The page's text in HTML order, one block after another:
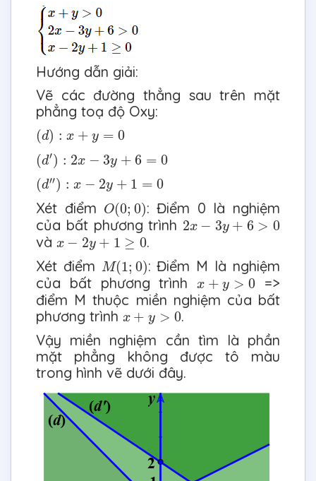
Hướng dẫn giải:
Vẽ các đường thẳng sau trên mặt
phẳng toạ độ Oxy:
(d) : x + y = 0
(d) x +y = 0
(d′) : 2x − 3y + 6 = 0
( d′) x− +6 0
(d′′) : x − 2y + 1 = 0
(d″) x −2 1=0
Xét điểm
O(0; 0)
O(0 0) : Điểm 0 là nghiệm
của bất phương trình 2x − 3y + 6 > 0
2x y+6 >0
và x − 2y + 1 ≥ 0
x− y+1 ≥ 0
.
Xét điểm M(1; 0)
M(1; ) : Điểm M là nghiệm
của bất phương trìnhx + y > 0
x+ y >0
=>
điểm M thuộc miền nghiệm của bất
phương trình x + y > 0
x+y >0
.
Vậy miền nghiệm cần tìm là phần
mặt phẳng không được tô màu
trong hình vẽ dưới đây.